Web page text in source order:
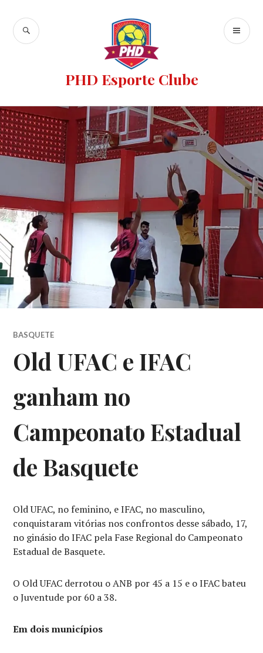
PHD Esporte Clube
BASQUETE
Old UFAC e IFAC
ganham no
Campeonato Estadual
de Basquete
Old UFAC, no feminino, e IFAC, no masculino,
conquistaram vitórias nos confrontos desse sábado, 17,
no ginásio do IFAC pela Fase Regional do Campeonato
Estadual de Basquete.
O Old UFAC derrotou o ANB por 45 a 15 e o IFAC bateu
o Juventude por 60 a 38.
Em dois municípios